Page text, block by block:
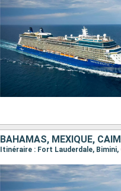
BAHAMAS, MEXIQUE,
Itinéraire : Fort Lauderdale,